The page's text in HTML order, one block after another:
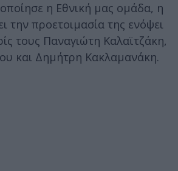
η Εθνική μας ομάδα, η
την προετοιμασία της ενόψει
τους Παναγιώτη Καλαϊτζάκη,
και Δημήτρη Κακλαμανάκη.